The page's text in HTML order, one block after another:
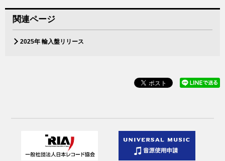
関連ページ
2025年 輸入盤リリース